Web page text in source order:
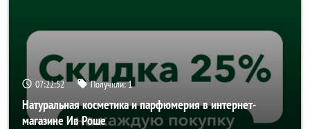
07:22:51 Получили:1
Натуральная косметика и парфюмерия в интернет-
магазине Ив Роше